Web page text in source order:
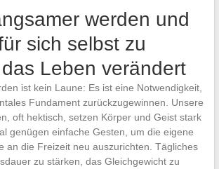
werden und
sich selbst zu
Leben verändert
ist kein Laune: Es ist eine Notwendigkeit,
Fundament zurückzugewinnen. Unsere
oft hektisch, setzen Körper und Geist stark
genügen einfache Gesten, um die eigene
an die Freizeit neu auszurichten. Tägliches
zu stärken, das Gleichgewicht zu